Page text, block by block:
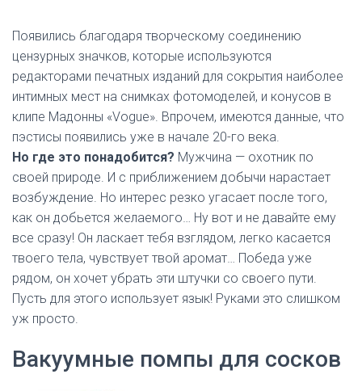
Появились благодаря творческому соединению
цензурных значков, которые используются
редакторами печатных изданий для сокрытия наиболее
интимных мест на снимках фотомоделей, и конусов в
клипе Мадонны «Vogue». Впрочем, имеются данные, что
пэстисы появились уже в начале 20-го века.
Но где это понадобится? Мужчина — охотник по
своей природе. И с приближением добычи нарастает
возбуждение. Но интерес резко угасает после того,
как он добьется желаемого… Ну вот и не давайте ему
все сразу! Он ласкает тебя взглядом, легко касается
твоего тела, чувствует твой аромат… Победа уже
рядом, он хочет убрать эти штучки со своего пути.
Пусть для этого использует язык! Руками это слишком
уж просто.
Вакуумные помпы для сосков